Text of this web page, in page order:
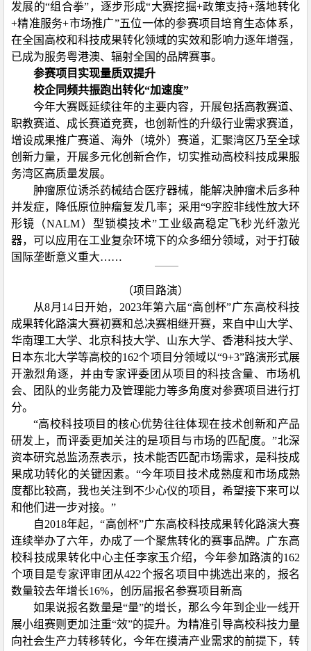
发展的“组合拳”，逐步形成“大赛挖掘+政策支持+落地转化
+精准服务+市场推广”五位一体的参赛项目培育生态体系，
在全国高校和科技成果转化领域的实效和影响力逐年增强，
已成为服务粤港澳、辐射全国的品牌赛事。
参赛项目实现量质双提升
校企同频共振跑出转化“加速度”
今年大赛既延续往年的主要内容，开展包括高教赛道、
职教赛道、成长赛道竞赛，也创新性的升级行业需求赛道，
增设成果推广赛道、海外（境外）赛道，汇聚湾区乃至全球
创新力量，开展多元化创新合作，切实推动高校科技成果服
务湾区高质量发展。
肿瘤原位诱杀药械结合医疗器械，能解决肿瘤术后多种
并发症，降低原位肿瘤复发几率；采用“9字腔非线性放大环
形镜（NALM）型锁模技术”工业级高稳定飞秒光纤激光
器，可以应用在工业复杂环境下的众多细分领域，对于打破
国际垄断意义重大……
（项目路演）
从8月 14 日开始， 2023年第六届“高创杯”广东高校科技
成果转化路演大赛初赛和总决赛相继开赛，来自中山大学、
华南理工大学、北京科技大学、山东大学、香港科技大学、
日本东北大学等高校的162个项目分领域以“9+3”路演形式展
开激烈角逐，并由专家评委团从项目的科技含量、市场机
会、团队的业务能力及管理能力等多角度对参赛项目进行打
分。
“高校科技项目的核心优势往往体现在技术创新和产品
研发上，而评委更加关注的是项目与市场的匹配度。”北深
资本研究总监汤焘表示，技术能否匹配市场需求，是科技成
果成功转化的关键因素。“今年项目技术成熟度和市场成熟
度都比较高，我也关注到不少心仪的项目，希望接下来可以
和他们进一步对接。”
自2018年起，“高创杯”广东高校科技成果转化路演大赛
连续举办了六年，办成了一个聚焦转化的赛事品牌。广东高
校科技成果转化中心主任李家玉介绍，今年参加路演的162
个项目是专家评审团从422个报名项目中挑选出来的，报名
数量较去年增长16%，创历届报名参赛项目新高
如果说报名数量是“量”的增长，那么今年到企业一线开
展小组赛则更加注重“效”的提升。为精准引导高校科技力量
向社会生产力转移转化，今年在摸清产业需求的前提下，转